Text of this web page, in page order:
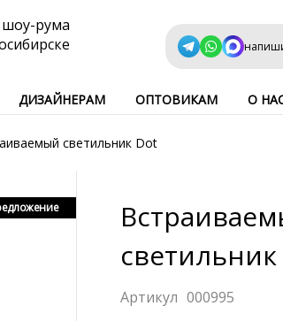
шоу-рума
ДИЗАЙНЕРАМ ОПТОВИКАМ О
светильник Dot
000995